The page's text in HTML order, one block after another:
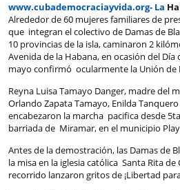
www.cubademocraciayvida.org- La
Alrededor de 60 mujeres familiares de
que integran el colectivo de Damas de
10 provincias de la isla, caminaron 2
Avenida de la Habana, en ocasión del Día
mayo confirmó ocularmente la Unión de
Reyna Luisa Tamayo Danger, madre del
Orlando Zapata Tamayo, Enilda
encabezaron la marcha pacifica desde
barriada de Miramar, en el municipio
Antes de la demostración, las Damas de
la misa en la iglesia católica Santa Rita de
recorrido lanzaron gritos de ¡Libertad